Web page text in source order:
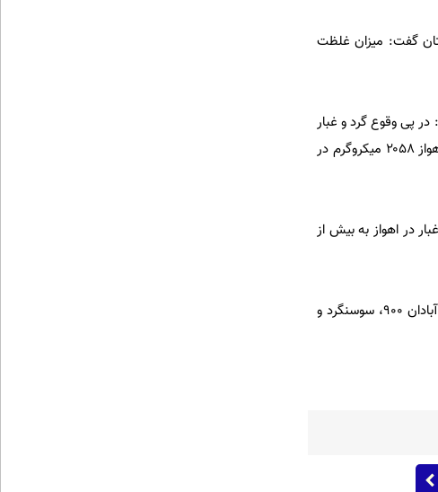
گفت: میزان غلظت
پی وقوع گرد و غبار
در استان خوزستان، طبق آخرین اندازه‌گیری‌ها تا ساعت ۱۱ امروز (۱۰ آبان‌ماه) میزان ذرات غبار در هوای اهواز ۲۰۵۸ میکروگرم در
است، غلظت گرد و غبار در اهواز به بیش از
مدیر روابط عمومی اداره کل حفاظت محیط زیست خوزستان گفت: همچنین میزان غلظت گرد و غبار در آبادان ۹۰۰، سوسنگرد و